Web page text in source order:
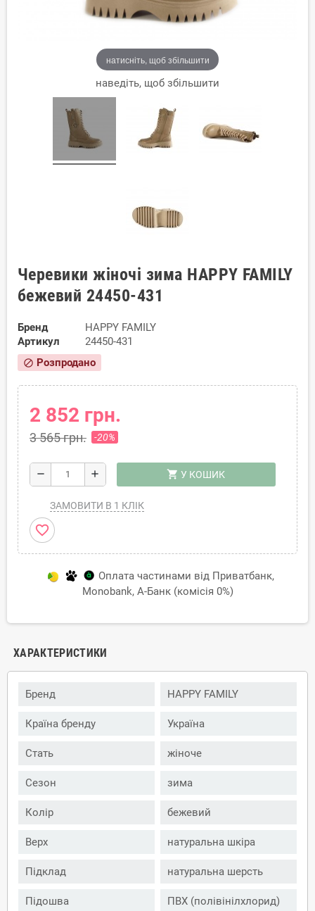
натисніть, щоб збільшити
наведіть, щоб збільшити
Черевики жіночі зима HAPPY FAMILY
бежевий 24450-431
Бренд
HAPPY FAMILY
Артикул
24450-431
block Розпродано
2 852 грн.
3 565 грн. -20%
remove add shopping_cart У КОШИК
ЗАМОВИТИ В 1 КЛІК
favorite_border
Оплата частинами від Приватбанк,
Monobank, А-Банк (комісія 0%)
ХАРАКТЕРИСТИКИ
Бренд HAPPY FAMILY
Країна бренду Україна
Стать жіноче
Сезон зима
Колір бежевий
Верх натуральна шкіра
Підклад натуральна шерсть
Підошва ПВХ (полівінілхлорид)